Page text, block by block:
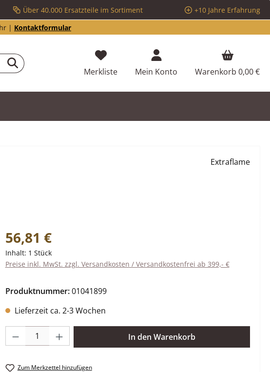
Über 40.000 Ersatzteile im Sortiment
+10 Jahre Erfahrung
| Kontaktformular
MerklisteDu hast 0 Produkte auf dem Merkzettel
Mein Konto Warenkorb 0,00 €
Extraflame
Regulärer Preis:
56,81 €
Inhalt: 1 Stück
Preise inkl. MwSt. zzgl. Versandkosten / Versandkostenfrei ab 399,- €
Produktnummer:01041899
Lieferzeit ca. 2-3 Wochen
Produkt Anzahl: Gib den gewünschten Wert ein oder benutze die
In den Warenkorb
Zum Merkzettel hinzufügen